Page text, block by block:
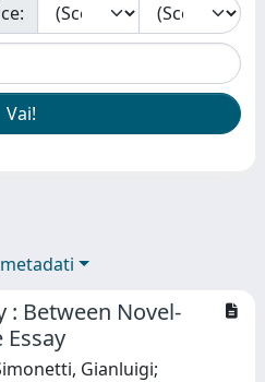
: Between Novel-
Essay
Gianluigi;